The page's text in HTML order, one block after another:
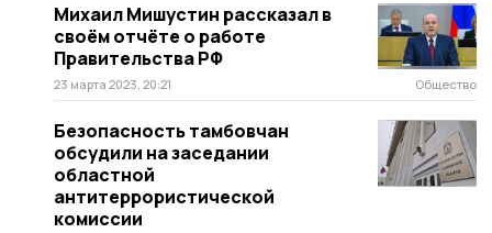
Михаил Мишустин рассказал в
своём отчёте о работе
Правительства РФ
23 марта 2023, 20:21 Общество
Безопасность тамбовчан
обсудили на заседании
областной
антитеррористической
комиссии